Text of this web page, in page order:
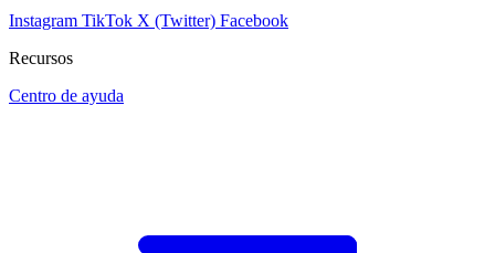
Instagram TikTok X (Twitter) Facebook
Recursos
Centro de ayuda